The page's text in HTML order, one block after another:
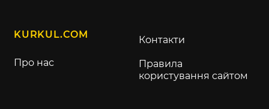
KURKUL.COM
Про нас
Контакти
Правила
користування сайтом